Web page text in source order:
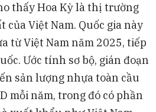
thấy Hoa Kỳ là thị trường
Việt Nam. Quốc gia này
từ Việt Nam năm 2025, tiếp
Ước tính sơ bộ, gián đoạn
sản lượng nhựa toàn cầu
mỗi năm, trong đó có phần